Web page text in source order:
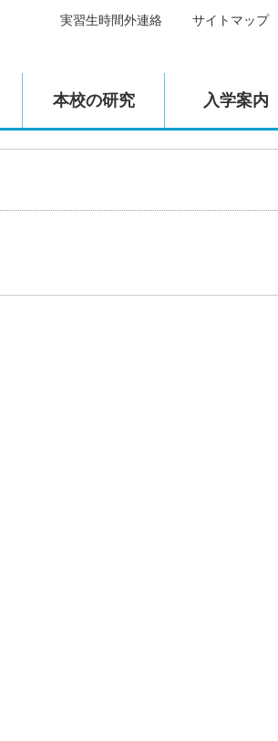
実習生時間外連絡 サイトマップ
本校の研究 入学案内